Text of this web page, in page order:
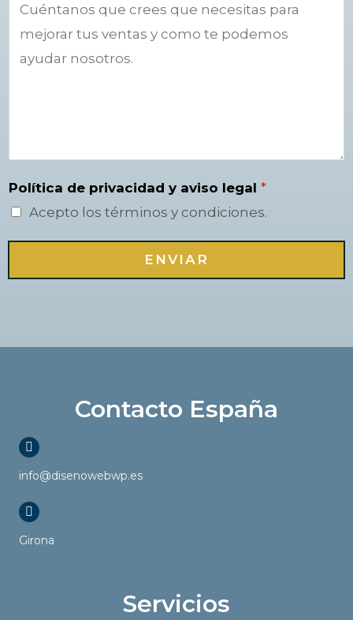
Política de privacidad y aviso legal *
Acepto los términos y condiciones.
ENVIAR
Contacto España
info@disenowebwp.es
Girona
Servicios